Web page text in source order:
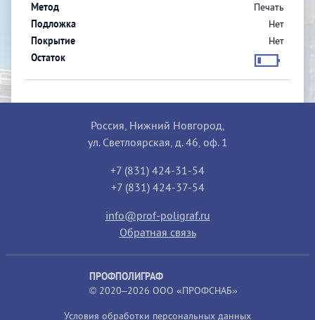
Печать
Нет
Нет
Россия, Нижний Новгород,
ул. Светлоярская, д. 46, оф. 1
+7 (831) 424-31-54
+7 (831) 424-37-54
info@prof-poligraf.ru
Обратная связь
ПРОФПОЛИГРАФ
© 2020–2026 ООО «ПРОФСНАБ»
Условия обработки персональных данных